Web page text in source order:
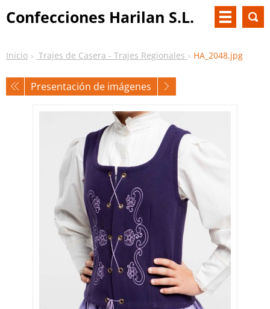
Confecciones Harilan S.L.
Inicio Trajes de Casera - Trajes Regionales HA_2048.jpg
Presentación de imágenes